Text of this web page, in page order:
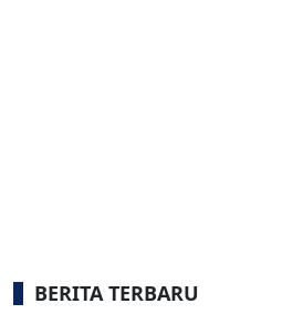
BERITA TERBARU